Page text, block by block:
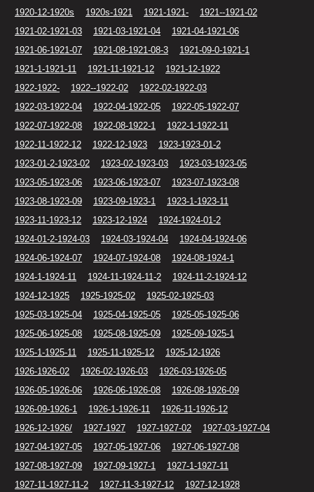
1920-12-1920s
1920s-1921 1921-1921-
1921--1921-02
1921-02-1921-03
1921-03-1921-04
1921-04-1921-06
1921-06-1921-07
1921-08-1921-08-3
1921-09-0-1921-1
1921-1-1921-11
1921-11-1921-12
1921-12-1922
1922-1922-
1922--1922-02
1922-02-1922-03
1922-03-1922-04
1922-04-1922-05
1922-05-1922-07
1922-07-1922-08
1922-08-1922-1
1922-1-1922-11
1922-11-1922-12
1922-12-1923
1923-1923-01-2
1923-01-2-1923-02
1923-02-1923-03
1923-03-1923-05
1923-05-1923-06
1923-06-1923-07
1923-07-1923-08
1923-08-1923-09
1923-09-1923-1
1923-1-1923-11
1923-11-1923-12
1923-12-1924
1924-1924-01-2
1924-01-2-1924-03
1924-03-1924-04
1924-04-1924-06
1924-06-1924-07
1924-07-1924-08
1924-08-1924-1
1924-1-1924-11
1924-11-1924-11-2
1924-11-2-1924-12
1924-12-1925
1925-1925-02
1925-02-1925-03
1925-03-1925-04
1925-04-1925-05
1925-05-1925-06
1925-06-1925-08
1925-08-1925-09
1925-09-1925-1
1925-1-1925-11
1925-11-1925-12
1925-12-1926
1926-1926-02
1926-02-1926-03
1926-03-1926-05
1926-05-1926-06
1926-06-1926-08
1926-08-1926-09
1926-09-1926-1
1926-1-1926-11
1926-11-1926-12
1926-12-1926/
1927-1927 1927-1927-02
1927-03-1927-04
1927-04-1927-05
1927-05-1927-06
1927-06-1927-08
1927-08-1927-09
1927-09-1927-1
1927-1-1927-11
1927-11-1927-11-2
1927-11-3-1927-12 1927-12-1928